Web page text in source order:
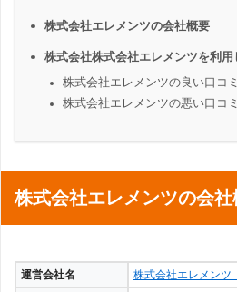
株式会社エレメンツの会社概要
株式会社株式会社エレメンツを利用
株式会社エレメンツの良い口コ
株式会社エレメンツの悪い口コ
株式会社エレメンツの会社
運営会社名
株式会社エレメンツ